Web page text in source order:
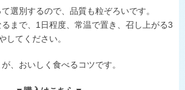
選別するので、品質も粒ぞろいです。
まで、1日程度、常温で置き、召し上がる3
してください。
、おいしく食べるコツです。